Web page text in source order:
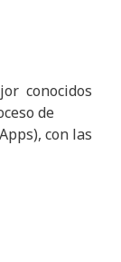
conocidos
de
con las